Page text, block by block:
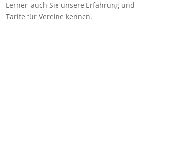
Lernen auch Sie unsere Erfahrung und
Tarife für Vereine kennen.